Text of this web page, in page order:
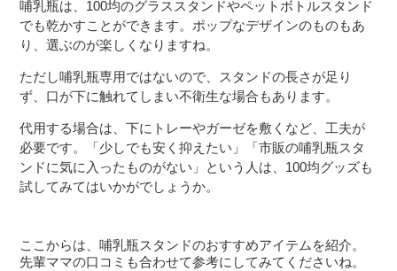
哺乳瓶は、100均のグラススタンドやペットボトルスタンド
でも乾かすことができます。ポップなデザインのものもあ
り、選ぶのが楽しくなりますね。
ただし哺乳瓶専用ではないので、スタンドの長さが足り
ず、口が下に触れてしまい不衛生な場合もあります。
代用する場合は、下にトレーやガーゼを敷くなど、工夫が
必要です。「少しでも安く抑えたい」「市販の哺乳瓶スタ
ンドに気に入ったものがない」という人は、100均グッズも
試してみてはいかがでしょうか。
ここからは、哺乳瓶スタンドのおすすめアイテムを紹介。
先輩ママの口コミも合わせて参考にしてみてくださいね。